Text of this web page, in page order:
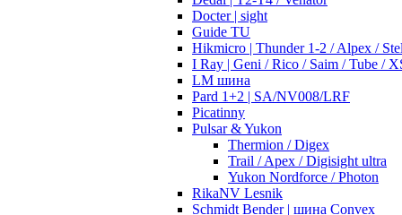
Docter | sight
Guide TU
Hikmicro | Thunder 1-2 / Alpex /
I Ray | Geni / Rico / Saim / Tube /
LM шина
Pard 1+2 | SA/NV008/LRF
Picatinny
Pulsar & Yukon
Thermion / Digex
Trail / Apex / Digisight ultra
Yukon Nordforce / Photon
RikaNV Lesnik
Schmidt Bender | шина Convex